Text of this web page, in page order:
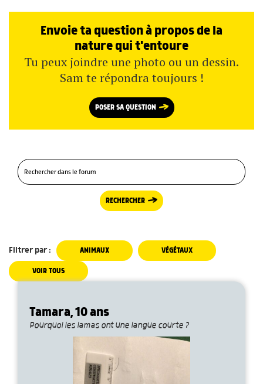
Envoie ta question à propos de la
nature qui t'entoure
Tu peux joindre une photo ou un dessin.
Sam te répondra toujours !
POSER SA QUESTION
RECHERCHER
Filtrer par : ANIMAUX VÉGÉTAUX
VOIR TOUS
Tamara, 10 ans
Pourquoi les lamas ont une langue courte ?